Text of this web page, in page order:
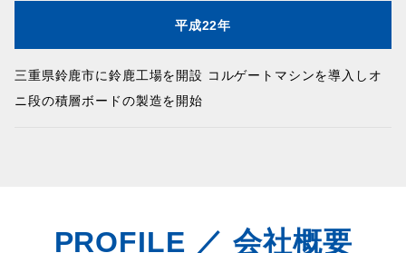
平成22年
三重県鈴鹿市に鈴鹿工場を開設 コルゲートマシンを導入しオ
ニ段の積層ボードの製造を開始
PROFILE ／ 会社概要